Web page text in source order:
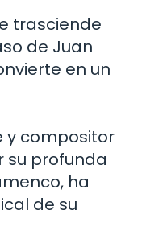
trasciende
de Juan
en un
y compositor
su profunda
ha
de su